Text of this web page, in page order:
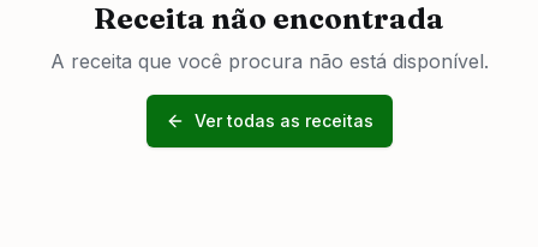
Receita não encontrada
A receita que você procura não está disponível.
Ver todas as receitas